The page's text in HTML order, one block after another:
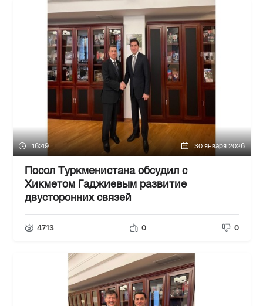
16:49 30 января 2026
Посол Туркменистана обсудил с
Хикметом Гаджиевым развитие
двусторонних связей
4713 0 0